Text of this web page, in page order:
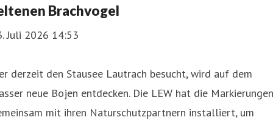
Brachvogel
Juli 2026 14:53
derzeit den Stausee Lautrach besucht, wird auf dem
neue Bojen entdecken. Die LEW hat die Markierungen
mit ihren Naturschutzpartnern installiert, um